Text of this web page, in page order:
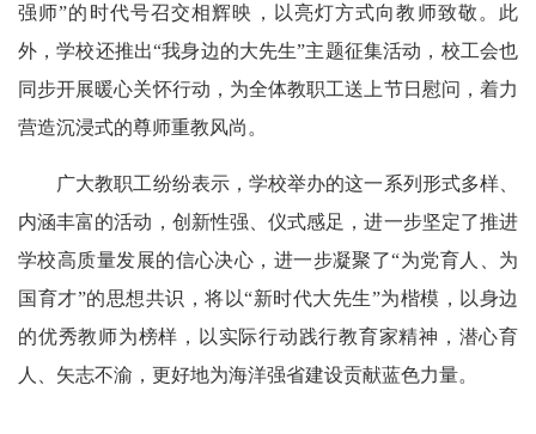
强师”的时代号召交相辉映，以亮灯方式向教师致敬。此
外，学校还推出“我身边的大先生”主题征集活动，校工会也
同步开展暖心关怀行动，为全体教职工送上节日慰问，着力
营造沉浸式的尊师重教风尚。
广大教职工纷纷表示，学校举办的这一系列形式多样、
内涵丰富的活动，创新性强、仪式感足，进一步坚定了推进
学校高质量发展的信心决心，进一步凝聚了“为党育人、为
国育才”的思想共识，将以“新时代大先生”为楷模，以身边
的优秀教师为榜样，以实际行动践行教育家精神，潜心育
人、矢志不渝，更好地为海洋强省建设贡献蓝色力量。